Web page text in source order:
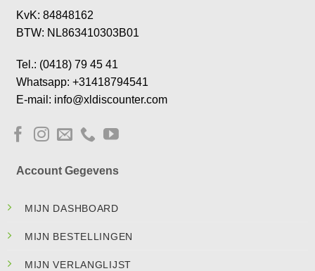
KvK: 84848162
BTW: NL863410303B01
Tel.: (0418) 79 45 41
Whatsapp: +31418794541
E-mail: info@xldiscounter.com
Account Gegevens
MIJN DASHBOARD
MIJN BESTELLINGEN
MIJN VERLANGLIJST